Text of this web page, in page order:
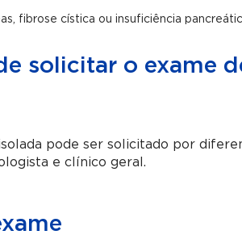
fibrose cística ou insuficiência
solicitar o exame
pode ser solicitado por
e clínico geral.